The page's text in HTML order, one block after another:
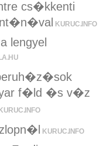
cs�kkenti
KURUC.INFO
lengyel
f�ld �s v�z
KURUC.INFO